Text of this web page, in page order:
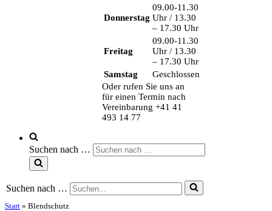
Donnerstag
09.00-11.30
Uhr / 13.30
– 17.30 Uhr
Freitag
09.00-11.30
Uhr / 13.30
– 17.30 Uhr
Samstag
Geschlossen
Oder rufen Sie uns an
für einen Termin nach
Vereinbarung +41 41
493 14 77
Suchen nach …
Suchen nach …
Start » Blendschutz